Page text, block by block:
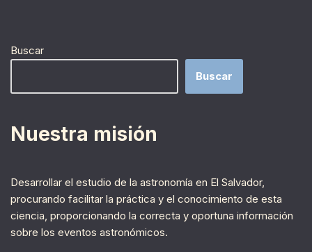
Buscar
Buscar
Nuestra misión
Desarrollar el estudio de la astronomía en El Salvador,
procurando facilitar la práctica y el conocimiento de esta
ciencia, proporcionando la correcta y oportuna información
sobre los eventos astronómicos.